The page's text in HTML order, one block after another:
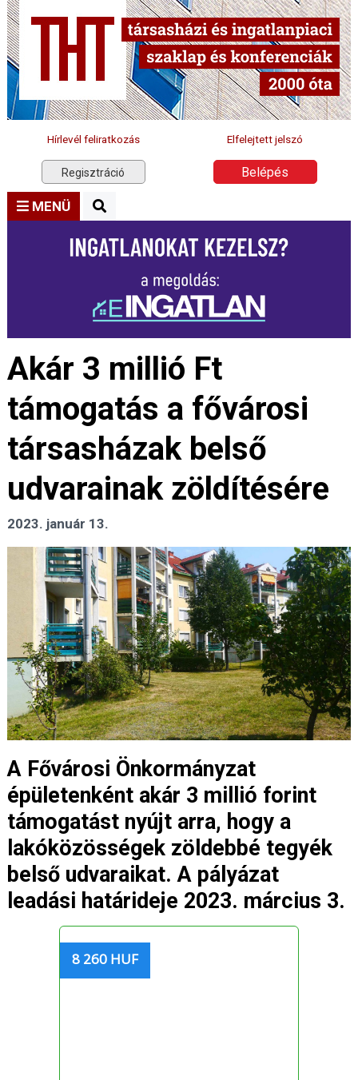
Hírlevél feliratkozás Elfelejtett jelszó
Regisztráció Belépés
MENÜ
Akár 3 millió Ft
támogatás a fővárosi
társasházak belső
udvarainak zöldítésére
2023. január 13.
A Fővárosi Önkormányzat
épületenként akár 3 millió forint
támogatást nyújt arra, hogy a
lakóközösségek zöldebbé tegyék
belső udvaraikat. A pályázat
leadási határideje 2023. március 3.
8 260 HUF